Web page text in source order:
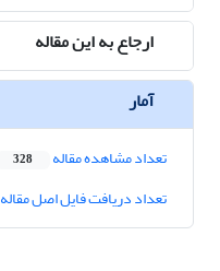
ارجاع به این مقاله
آمار
تعداد مشاهده مقاله 328
تعداد دریافت فایل اصل مقاله